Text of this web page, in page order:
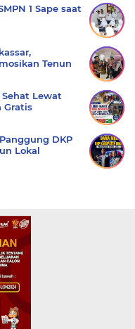
1 Sape saat
Tenun
Lewat
Gratis
DKP
Lokal